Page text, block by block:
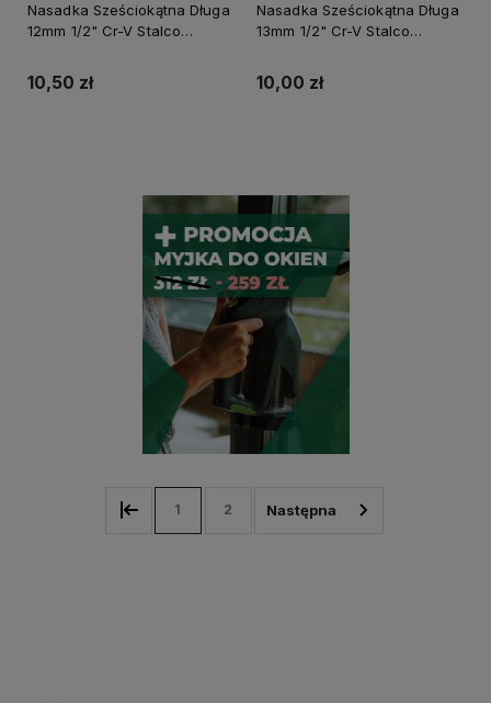
Nasadka Sześciokątna Długa
12mm 1/2" Cr-V Stalco
10,50 zł
Nasadka Sześciokątna Długa
13mm 1/2" Cr-V Stalco
10,00 zł
1 2